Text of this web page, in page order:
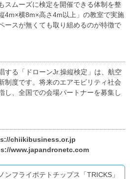
スムーズに検定を開催できる体制を整
4m×横8m×高さ4m以上」の教室で実施
ースが無くても取り組めるのが特徴で
する「ドローンJr.操縦検定」は、航空
制度です。将来のエアモビリティ社会
し、全国での会場パートナーを募集し
chiikibusiness.or.jp
www.japandronetc.com
ンフライポテトチップス「TRICKS」